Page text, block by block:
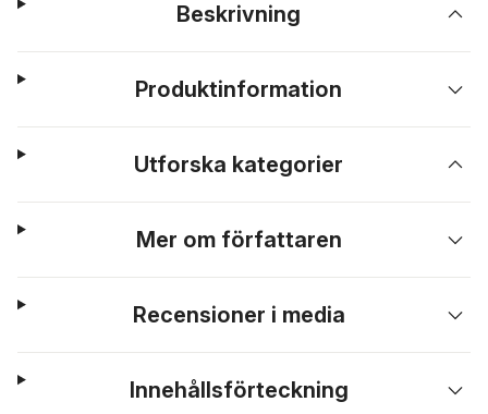
Beskrivning
Produktinformation
Utforska kategorier
Mer om författaren
Recensioner i media
Innehållsförteckning